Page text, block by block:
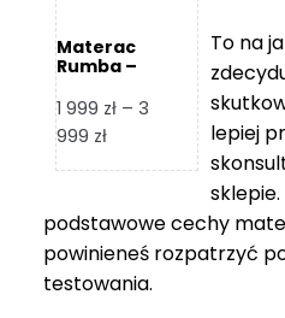
Materac
Rumba –
1 999 zł – 3
999 złZakres
1
999 zł
do
To na
lepiej
podstawowe cechy
powinieneś rozpatrzyć
testowania.